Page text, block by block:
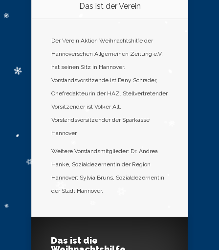
Das ist der Verein
Der Verein Aktion Weihnachtshilfe der
Hannoverschen Allgemeinen Zeitung e.V.
hat seinen Sitz in Hannover.
Vorstandsvorsitzende ist Dany Schrader,
Chefredakteurin der HAZ. Stellvertretender
Vorsitzender ist Volker Alt,
Vorstandsvorsitzender der Sparkasse
Hannover.
Weitere Vorstandsmitglieder: Dr. Andrea
Hanke, Sozialdezernentin der Region
Hannover; Sylvia Bruns, Sozialdezernentin
der Stadt Hannover.
Das ist die